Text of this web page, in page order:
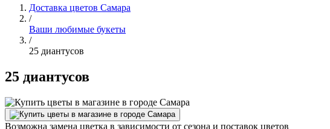
Доставка цветов Самара
/
Ваши любимые букеты
/
25 диантусов
25 диантусов
Возможна замена цветка в зависимости от сезона и поставок цветов